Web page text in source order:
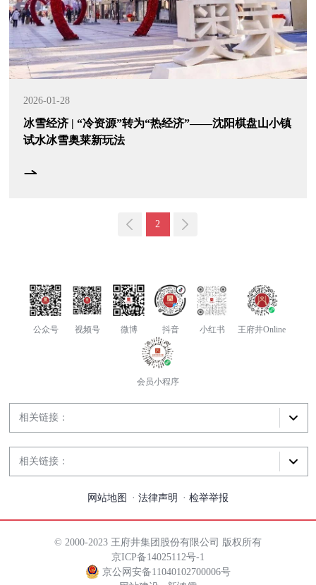
2026-01-28
冰雪经济 | “冷资源”转为“热经济”——沈阳棋盘山小镇
试水冰雪奥莱新玩法
2
公众号 视频号 微博 抖音 小红书 王府井Online
会员小程序
相关链接：
相关链接：
网站地图 法律声明 检举举报
© 2000-2023 王府井集团股份有限公司 版权所有
京ICP备14025112号-1
京公网安备11040102700006号